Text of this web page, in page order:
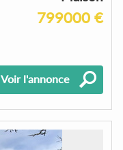
799000 €
Voir l'annonce